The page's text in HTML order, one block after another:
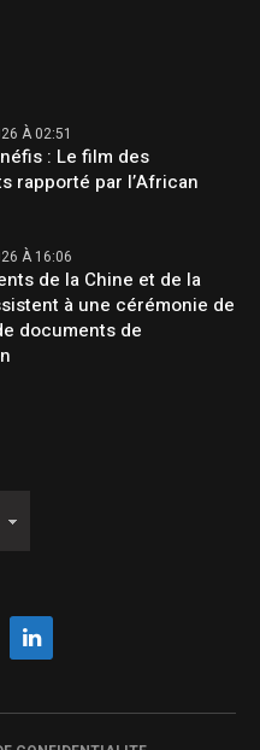
À 02:51
: Le film des
rapporté par l’African
À 16:06
de la Chine et de la
à une cérémonie de
documents de
linkedin